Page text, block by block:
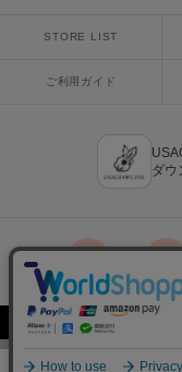
The Barnnet
ザバーネット
STORE LIST
ご利用ガイド
ダウ
facebook
Copyright © 2018